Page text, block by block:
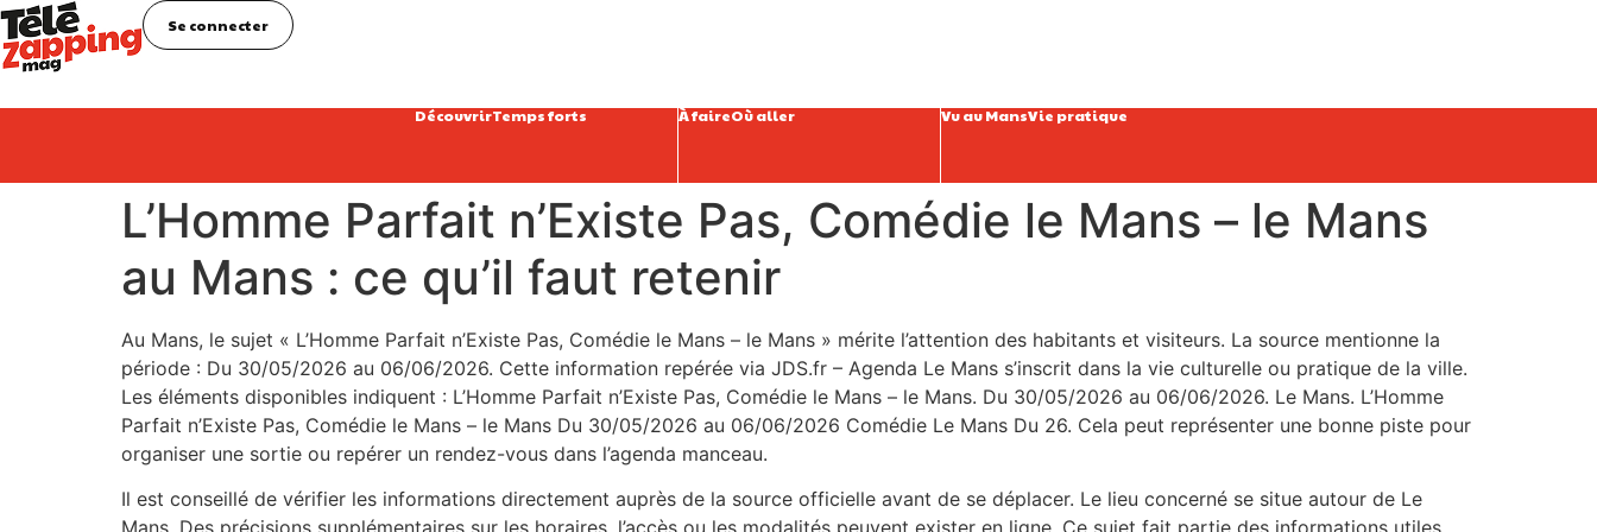
Se connecter
DécouvrirTemps forts À faireOù aller Vu au MansVie pratique
L’Homme Parfait n’Existe Pas, Comédie le Mans – le Mans
au Mans : ce qu’il faut retenir
Au Mans, le sujet « L’Homme Parfait n’Existe Pas, Comédie le Mans – le Mans » mérite l’attention des habitants et visiteurs. La source mentionne la
période : Du 30/05/2026 au 06/06/2026. Cette information repérée via JDS.fr – Agenda Le Mans s’inscrit dans la vie culturelle ou pratique de la ville.
Les éléments disponibles indiquent : L’Homme Parfait n’Existe Pas, Comédie le Mans – le Mans. Du 30/05/2026 au 06/06/2026. Le Mans. L’Homme
Parfait n’Existe Pas, Comédie le Mans – le Mans Du 30/05/2026 au 06/06/2026 Comédie Le Mans Du 26. Cela peut représenter une bonne piste pour
organiser une sortie ou repérer un rendez-vous dans l’agenda manceau.
Il est conseillé de vérifier les informations directement auprès de la source officielle avant de se déplacer. Le lieu concerné se situe autour de Le